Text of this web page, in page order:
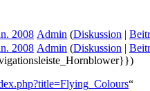
2008 Admin (Diskussion
2008 Admin (Diskussion
“